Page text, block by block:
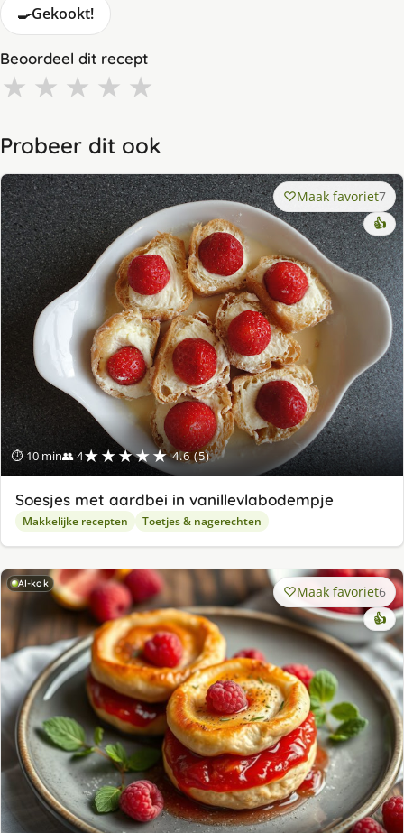
🍳Gekookt!
Beoordeel dit recept
★ ★ ★ ★ ★
Probeer dit ook
⏱ 10 min👥 4★★★★★ 4.6 (5)
Maak favoriet7
👍
Soesjes met aardbei in vanillevlabodempje
Makkelijke recepten Toetjes & nagerechten
AI-kok Maak favoriet6
👍